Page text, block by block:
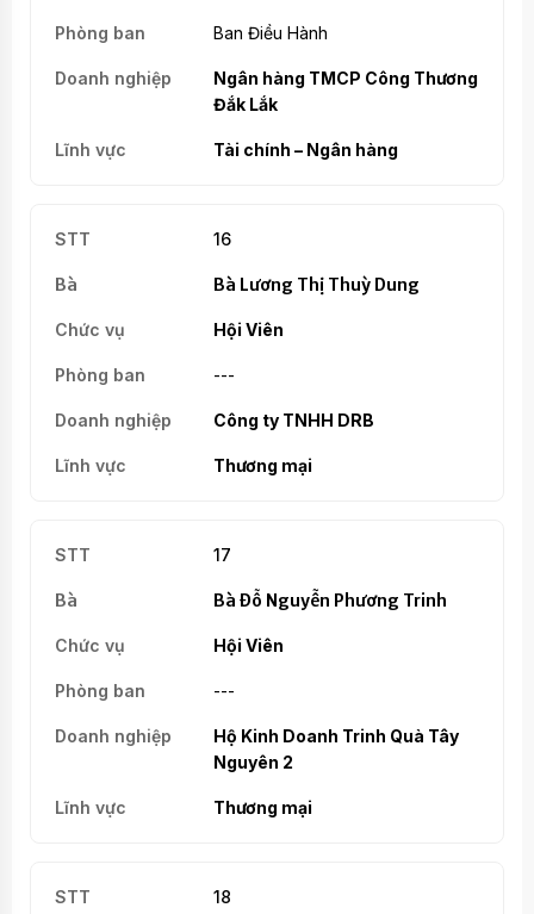
Ban Điều Hành
Ngân hàng TMCP Công Thương
Đắk Lắk
Tài chính – Ngân hàng
16
Bà Lương Thị Thuỳ Dung
Hội Viên
---
Công ty TNHH DRB
Thương mại
17
Bà Đỗ Nguyễn Phương Trinh
Hội Viên
---
Hộ Kinh Doanh Trinh Quà Tây
Nguyên 2
Thương mại
18